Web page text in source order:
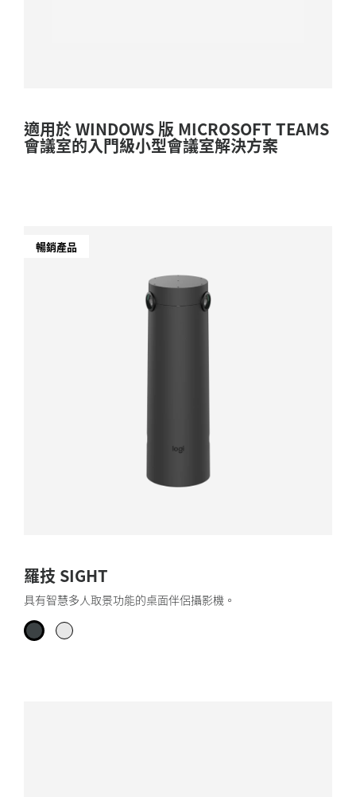
適用於 WINDOWS 版 MICROSOFT TEAMS
會議室的入門級小型會議室解決方案
暢銷產品
羅技 SIGHT
具有智慧多人取景功能的桌面伴侶攝影機。